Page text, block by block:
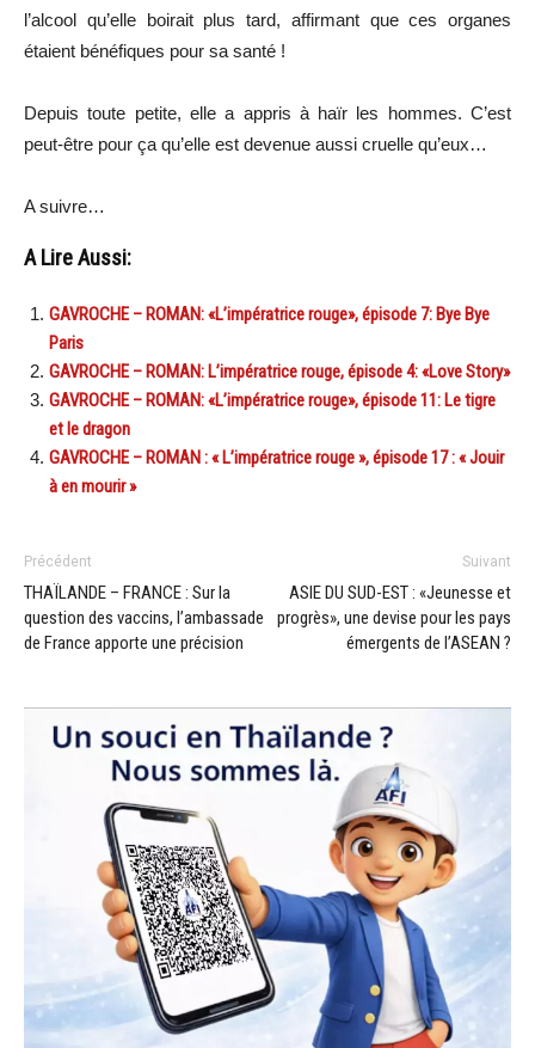
l’alcool qu’elle boirait plus tard, affirmant que ces organes
étaient bénéfiques pour sa santé !
Depuis toute petite, elle a appris à haïr les hommes. C’est
peut-être pour ça qu’elle est devenue aussi cruelle qu’eux…
A suivre…
A Lire Aussi:
GAVROCHE – ROMAN: «L’impératrice rouge», épisode 7: Bye Bye
Paris
GAVROCHE – ROMAN: L’impératrice rouge, épisode 4: «Love Story»
GAVROCHE – ROMAN: «L’impératrice rouge», épisode 11: Le tigre
et le dragon
GAVROCHE – ROMAN : « L’impératrice rouge », épisode 17 : « Jouir
à en mourir »
Précédent
THAÏLANDE – FRANCE : Sur la
question des vaccins, l’ambassade
de France apporte une précision
Suivant
ASIE DU SUD-EST : «Jeunesse et
progrès», une devise pour les pays
émergents de l’ASEAN ?